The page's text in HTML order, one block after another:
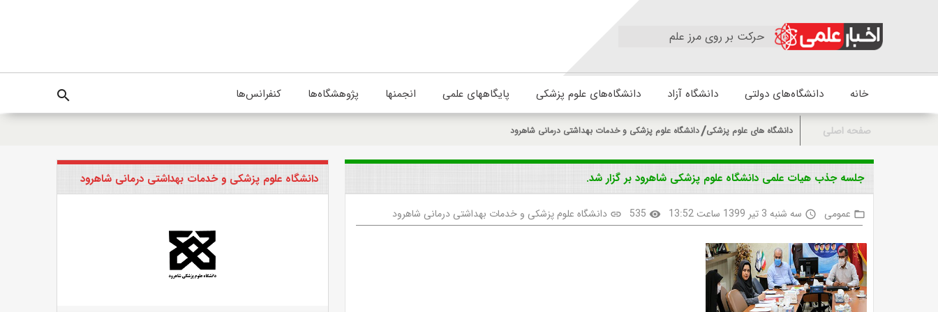
حرکت بر روی مرز علم
خانه دانشگاه‌های دولتی دانشگاه آزاد دانشگاه‌های علوم پزشکی پایگاههای علمی انجمنها پژوهشگاه‌ها کنفرانس‌ها search
صفحه اصلی دانشگاه های علوم پزشکی دانشگاه علوم پزشکی و خدمات بهداشتی درمانی شاهرود
جلسه جذب هیات علمی دانشگاه علوم پزشکی شاهرود بر گزار شد.
folder_open عمومی access_time سه شنبه 3 تیر 1399 ساعت 13:52 visibility
535
link دانشگاه علوم پزشکی و خدمات بهداشتی درمانی شاهرود
دانشگاه علوم پزشکی و خدمات بهداشتی درمانی شاهرود